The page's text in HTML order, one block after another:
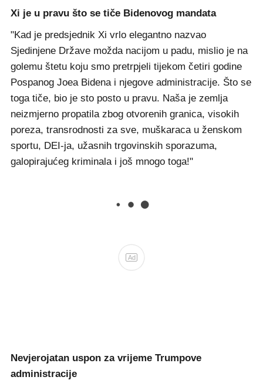
Xi je u pravu što se tiče Bidenovog mandata
"Kad je predsjednik Xi vrlo elegantno nazvao
Sjedinjene Države možda nacijom u padu, mislio je na
golemu štetu koju smo pretrpjeli tijekom četiri godine
Pospanog Joea Bidena i njegove administracije. Što se
toga tiče, bio je sto posto u pravu. Naša je zemlja
neizmjerno propatila zbog otvorenih granica, visokih
poreza, transrodnosti za sve, muškaraca u ženskom
sportu, DEI-ja, užasnih trgovinskih sporazuma,
galopirajućeg kriminala i još mnogo toga!"
Ad
Nevjerojatan uspon za vrijeme Trumpove
administracije